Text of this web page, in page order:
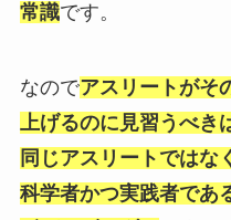
常識です。
なのでアスリートがそ
上げるのに見習うべき
同じアスリートではな
科学者かつ実践者であ